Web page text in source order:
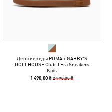
Детские кеды PUMA x GABBY'S
DOLLHOUSE Club II Era Sneakers
Kids
1 490,00 ₴2 990,00 ₴